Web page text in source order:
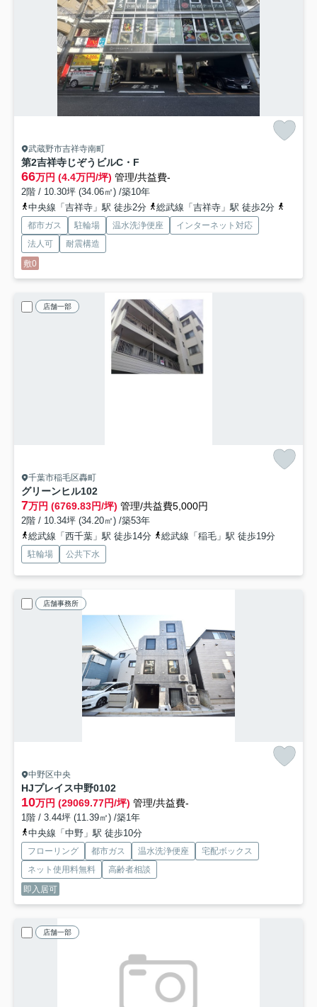
武蔵野市吉祥寺南町
第2吉祥寺じぞうビルC・F
66万円 (4.4万円/坪) 管理/共益費-
2階 / 10.30坪 (34.06㎡) /築10年
中央線「吉祥寺」駅 徒歩2分
総武線「吉祥寺」駅 徒歩2分
都市ガス 駐輪場 温水洗浄便座
インターネット対応
法人可
耐震構造
敷0
店舗一部
千葉市稲毛区轟町
グリーンヒル102
7万円 (6769.83円/坪) 管理/共益費5,000円
2階 / 10.34坪 (34.20㎡) /築53年
総武線「西千葉」駅 徒歩14分
総武線「稲毛」駅 徒歩19分
駐輪場 公共下水
店舗事務所
中野区中央
HJプレイス中野0102
10万円 (29069.77円/坪) 管理/共益費-
1階 / 3.44坪 (11.39㎡) /築1年
中央線「中野」駅 徒歩10分
フローリング 都市ガス 温水洗浄便座
宅配ボックス
ネット使用料無料
高齢者相談
即入居可
店舗一部